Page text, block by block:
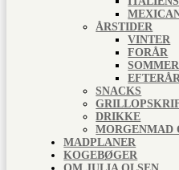
ÅRSTIDER
VINTER
FORÅR
SOMMER
SNACKS
DRIKKE
MORGENMAD
MADPLANER
KOGEBØGER